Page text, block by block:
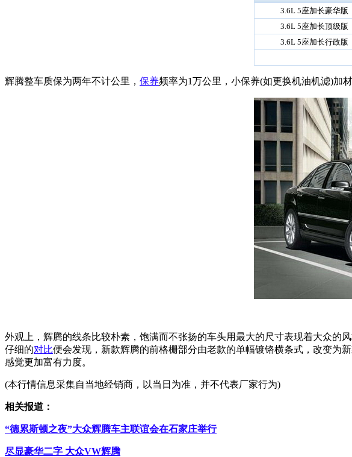
3.6L 5座加长豪华版
3.6L 5座加长顶级版
3.6L 5座加长行政版
辉腾整车质保为两年不计公里， 保养频率为1万公里，小保养(如更换机油机滤)加
外观上，辉腾的线条比较朴素，饱满而不张扬的车头用最大的尺寸表现着大众的
仔细的对比便会发现，新款辉腾的前格栅部分由老款的单幅镀铬横条式，改变为
感觉更加富有力度。
(本行情信息采集自当地经销商，以当日为准，并不代表厂家行为)
相关报道：
“德累斯顿之夜”大众辉腾车主联谊会在石家庄举行
尽显豪华二字 大众VW辉腾